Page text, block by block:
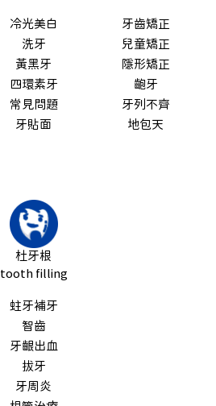
冷光美白
洗牙
黃黑牙
四環素牙
常見問題
牙貼面
牙齒矯正
兒童矯正
隱形矯正
齙牙
牙列不齊
地包天
杜牙根
tooth filling
蛀牙補牙
智齒
牙齦出血
拔牙
牙周炎